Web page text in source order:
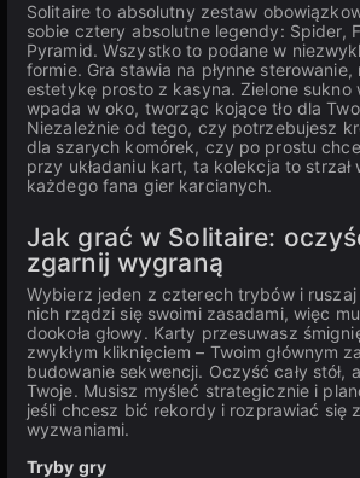
Solitaire to absolutny zestaw
sobie cztery absolutne legendy: Spider,
Pyramid. Wszystko to podane w
formie. Gra stawia na płynne
estetykę prosto z kasyna. Zielone sukno
wpada w oko, tworząc kojące tło dla
Niezależnie od tego, czy potrzebujesz
dla szarych komórek, czy po prostu
przy układaniu kart, ta kolekcja to strzał
każdego fana gier karcianych.
Jak grać w Solitaire:
zgarnij wygraną
Wybierz jeden z czterech trybów i
nich rządzi się swoimi zasadami, więc
dookoła głowy. Karty przesuwasz
zwykłym kliknięciem – Twoim głównym
budowanie sekwencji. Oczyść cały stół,
Twoje. Musisz myśleć strategicznie i
jeśli chcesz bić rekordy i rozprawiać się
wyzwaniami.
Tryby gry